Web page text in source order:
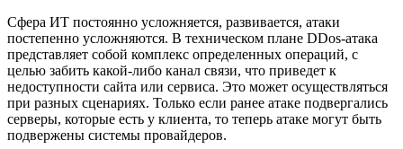
Сфера ИТ постоянно усложняется, развивается, атаки
постепенно усложняются. В техническом плане DDos-атака
представляет собой комплекс определенных операций, с
целью забить какой-либо канал связи, что приведет к
недоступности сайта или сервиса. Это может осуществляться
при разных сценариях. Только если ранее атаке подвергались
серверы, которые есть у клиента, то теперь атаке могут быть
подвержены системы провайдеров.